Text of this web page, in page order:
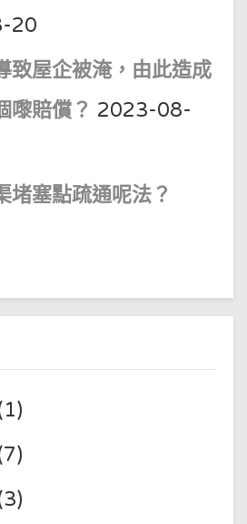
20
致屋企被淹，由此造成
嚟賠償？ 2023-08-
堵塞點疏通呢法？